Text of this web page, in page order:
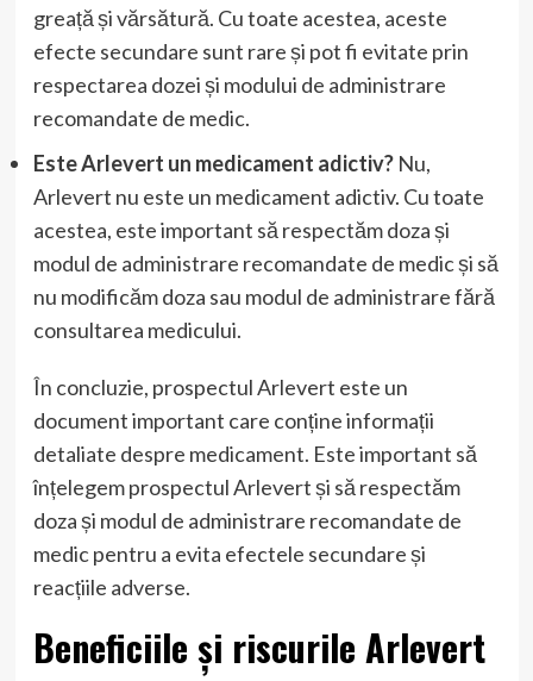
greață și vărsătură. Cu toate acestea, aceste
efecte secundare sunt rare și pot fi evitate prin
respectarea dozei și modului de administrare
recomandate de medic.
Este Arlevert un medicament adictiv?Nu,
Arlevert nu este un medicament adictiv. Cu toate
acestea, este important să respectăm doza și
modul de administrare recomandate de medic și să
nu modificăm doza sau modul de administrare fără
consultarea medicului.
În concluzie, prospectul Arlevert este un
document important care conține informații
detaliate despre medicament. Este important să
înțelegem prospectul Arlevert și să respectăm
doza și modul de administrare recomandate de
medic pentru a evita efectele secundare și
reacțiile adverse.
Beneficiile și riscurile Arlevert